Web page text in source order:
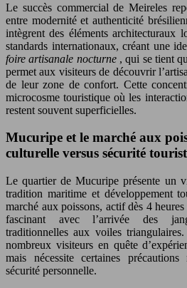
Le succès commercial de Meireles
entre modernité et authenticité
intègrent des éléments architecturaux
standards internationaux, créant une
foire artisanale nocturne , qui se tient
permet aux visiteurs de découvrir
de leur zone de confort. Cette
microcosme touristique où les
restent souvent superficielles.
Mucuripe et le marché aux
culturelle versus sécurité
Le quartier de Mucuripe présente un
tradition maritime et développement
marché aux poissons, actif dès 4
fascinant avec l’arrivée des
traditionnelles aux voiles
nombreux visiteurs en quête
mais nécessite certaines
sécurité personnelle.